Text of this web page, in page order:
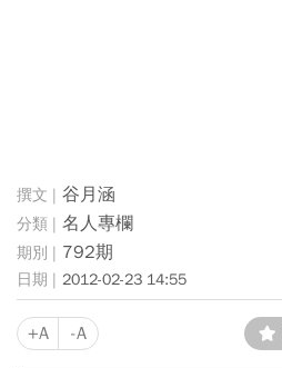
谷月涵
名人專欄
792期
2012-02-23 14:55
+A -A